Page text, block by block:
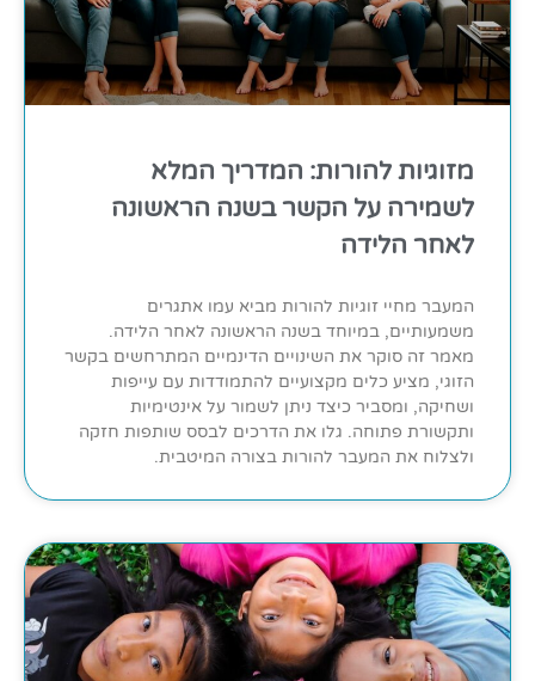
מזוגיות להורות: המדריך המלא
לשמירה על הקשר בשנה הראשונה
לאחר הלידה
המעבר מחיי זוגיות להורות מביא עמו אתגרים
משמעותיים, במיוחד בשנה הראשונה לאחר הלידה.
מאמר זה סוקר את השינויים הדינמיים המתרחשים בקשר
הזוגי, מציע כלים מקצועיים להתמודדות עם עייפות
ושחיקה, ומסביר כיצד ניתן לשמור על אינטימיות
ותקשורת פתוחה. גלו את הדרכים לבסס שותפות חזקה
ולצלוח את המעבר להורות בצורה המיטבית.